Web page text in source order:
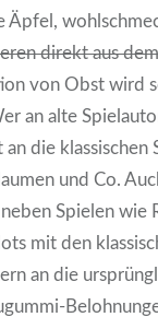
Äpfel,
direkt aus
von Obst wird
an alte
die klassischen
und Co.
Spielen wie
mit den
an die